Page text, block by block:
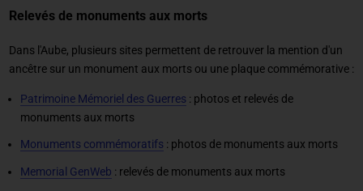
Relevés de monuments aux morts
Dans l'Aube, plusieurs sites permettent de retrouver la mention d'un
ancêtre sur un monument aux morts ou une plaque commémorative :
Patrimoine Mémoriel des Guerres : photos et relevés de
monuments aux morts
Monuments commémoratifs : photos de monuments aux morts
Memorial GenWeb : relevés de monuments aux morts